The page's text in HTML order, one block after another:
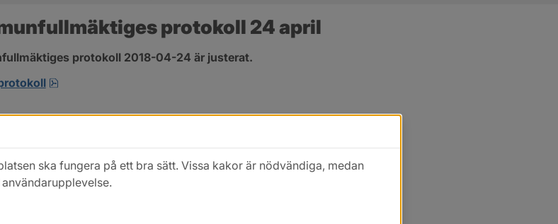
protokoll 24 april
protokoll 2018-04-24 är justerat.
pdf, 2.9 MB, öppnas i nytt fönster.
ska fungera på ett bra sätt. Vissa kakor är nödvändiga, medan